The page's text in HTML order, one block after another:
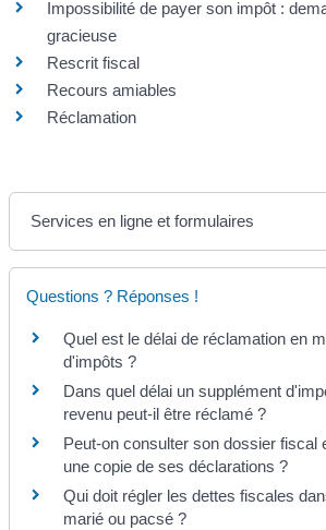
Impossibilité de payer son impôt :
gracieuse
Rescrit fiscal
Recours amiables
Réclamation
Services en ligne et formulaires
Questions ? Réponses !
Quel est le délai de réclamation en
d'impôts ?
Dans quel délai un supplément
revenu peut-il être réclamé ?
Peut-on consulter son dossier fiscal
une copie de ses déclarations ?
Qui doit régler les dettes fiscales
marié ou pacsé ?